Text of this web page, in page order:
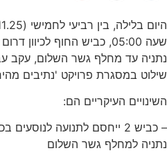
שעה 05:00, כביש החוף
נתניה עד מחלף גשר השלום, עקב
שילוט במסגרת פרויקט 'נתיבים
השינויים העיקריים הם:
– כביש 2 ייחסם לתנועה
נתניה למחלף גשר השלום